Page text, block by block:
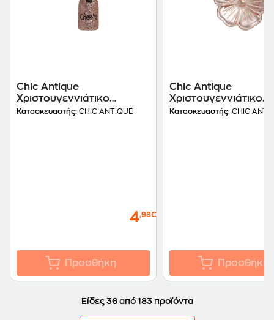
Chic Antique
Χριστουγεννιάτικο
Κρεμαστό Στολίδι Ροζ
Κατασκευαστής: CHIC ANTIQUE
4,98€
Προσθήκη
Chic Antique
Χριστουγεννιάτικο
Κρεμαστό Στολίδι
Κατασκευαστής: CHIC
Προσθήκη
Είδες 36 από 183 προϊόντα